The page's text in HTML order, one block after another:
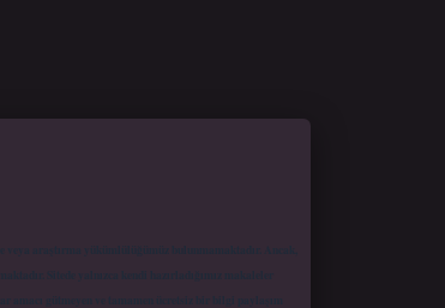
araştırma yükümlülüğümüz bulunmamaktadır. Ancak,